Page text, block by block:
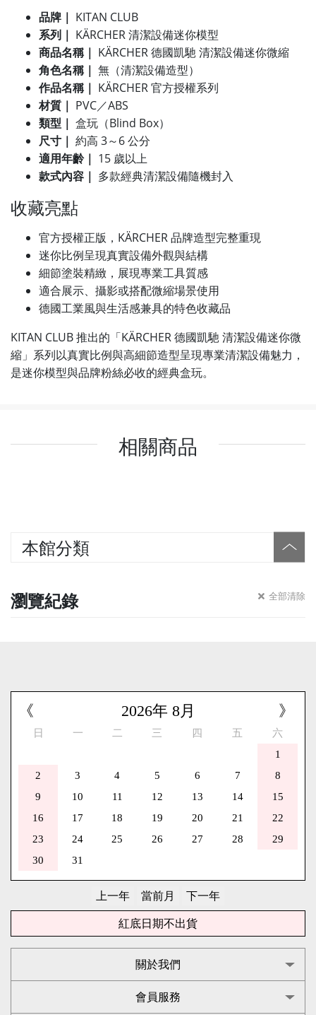
本館分類
瀏覽紀錄 全部清除
品牌｜ KITAN CLUB
系列｜ KÄRCHER 清潔設備迷你模型
商品名稱｜ KÄRCHER 德國凱馳 清潔設備迷你微縮
角色名稱｜ 無（清潔設備造型）
作品名稱｜ KÄRCHER 官方授權系列
材質｜ PVC／ABS
類型｜ 盒玩（Blind Box）
尺寸｜ 約高 3～6 公分
適用年齡｜ 15 歲以上
款式內容｜ 多款經典清潔設備隨機封入
收藏亮點
官方授權正版，KÄRCHER 品牌造型完整重現
迷你比例呈現真實設備外觀與結構
細節塗裝精緻，展現專業工具質感
適合展示、攝影或搭配微縮場景使用
德國工業風與生活感兼具的特色收藏品
KITAN CLUB 推出的「KÄRCHER 德國凱馳 清潔設備迷你微
縮」系列以真實比例與高細節造型呈現專業清潔設備魅力，
是迷你模型與品牌粉絲必收的經典盒玩。
相關商品
《 》
2026年 8月
日 一 二 三 四 五
六
1
2
3 4 5 6 7
8
9
10 11 12 13 14
15
16
17 18 19 20 21
22
23
24 25 26 27 28
29
30
31
紅底日期不出貨
關於我們
會員服務